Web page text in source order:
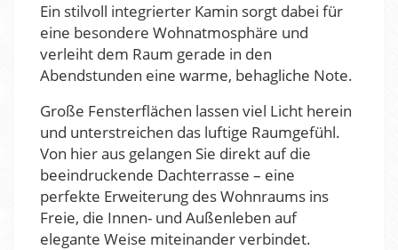
Ein stilvoll integrierter Kamin sorgt dabei für
eine besondere Wohnatmosphäre und
verleiht dem Raum gerade in den
Abendstunden eine warme, behagliche Note.
Große Fensterflächen lassen viel Licht herein
und unterstreichen das luftige Raumgefühl.
Von hier aus gelangen Sie direkt auf die
beeindruckende Dachterrasse – eine
perfekte Erweiterung des Wohnraums ins
Freie, die Innen- und Außenleben auf
elegante Weise miteinander verbindet.